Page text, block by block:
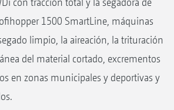
1500 SmartLine, máquinas
limpio, la aireación, la trituración
del material cortado, excrementos
en zonas municipales y deportivas y